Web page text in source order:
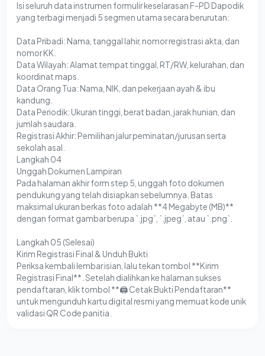
Isi seluruh data instrumen formulir keselarasan F-PD Dapodik
yang terbagi menjadi 5 segmen utama secara berurutan:
Data Pribadi: Nama, tanggal lahir, nomor registrasi akta, dan
nomor KK.
Data Wilayah: Alamat tempat tinggal, RT/RW, kelurahan, dan
koordinat maps.
Data Orang Tua: Nama, NIK, dan pekerjaan ayah & ibu
kandung.
Data Periodik: Ukuran tinggi, berat badan, jarak hunian, dan
jumlah saudara.
Registrasi Akhir: Pemilihan jalur peminatan/jurusan serta
sekolah asal.
Langkah 04
Unggah Dokumen Lampiran
Pada halaman akhir form step 5, unggah foto dokumen
pendukung yang telah disiapkan sebelumnya. Batas
maksimal ukuran berkas foto adalah **4 Megabyte (MB)**
dengan format gambar berupa `.jpg`, `.jpeg`, atau `.png`.
Langkah 05 (Selesai)
Kirim Registrasi Final & Unduh Bukti
Periksa kembali lembar isian, lalu tekan tombol **Kirim
Registrasi Final**. Setelah dialihkan ke halaman sukses
pendaftaran, klik tombol **🖨️ Cetak Bukti Pendaftaran**
untuk mengunduh kartu digital resmi yang memuat kode unik
validasi QR Code panitia.